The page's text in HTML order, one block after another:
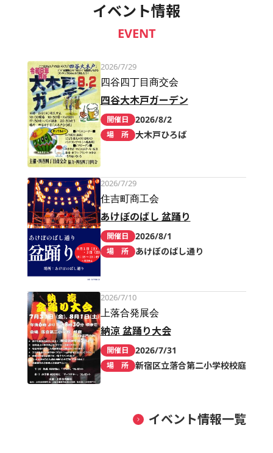
イベント情報
EVENT
2026/7/29
四谷四丁目商交会
四谷大木戸ガーデン
開催日 2026/8/2
場 所 大木戸ひろば
2026/7/29
住吉町商工会
あけぼのばし 盆踊り
開催日 2026/8/1
場 所 あけぼのばし通り
2026/7/10
上落合発展会
納涼 盆踊り大会
開催日 2026/7/31
場 所 新宿区立落合第二小学校校庭
イベント情報一覧